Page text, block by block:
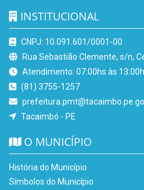
INSTITUCIONAL
CNPJ: 10.091.601/0001-00
Rua Sebastião Clemente, s/n,
Atendimento: 07:00hs às
(81) 3755-1257
Tacaimbó - PE
O MUNICÍPIO
História do Município
Símbolos do Município